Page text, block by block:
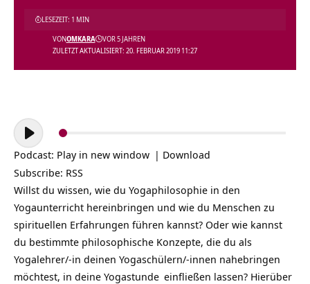
ZULETZT AKTUALISIERT: 20. FEBRUAR 2019 11:27
VONOMKARA VOR 5 JAHREN
LESEZEIT: 1 MIN
Audio-
Player
Podcast: Play in new window | Download
Subscribe: RSS
Willst du wissen, wie du Yogaphilosophie in den
Yogaunterricht hereinbringen und wie du Menschen zu
spirituellen Erfahrungen führen kannst? Oder wie kannst
du bestimmte philosophische Konzepte, die du als
Yogalehrer/-in deinen Yogaschülern/-innen nahebringen
möchtest, in deine Yogastunde einfließen lassen? Hierüber